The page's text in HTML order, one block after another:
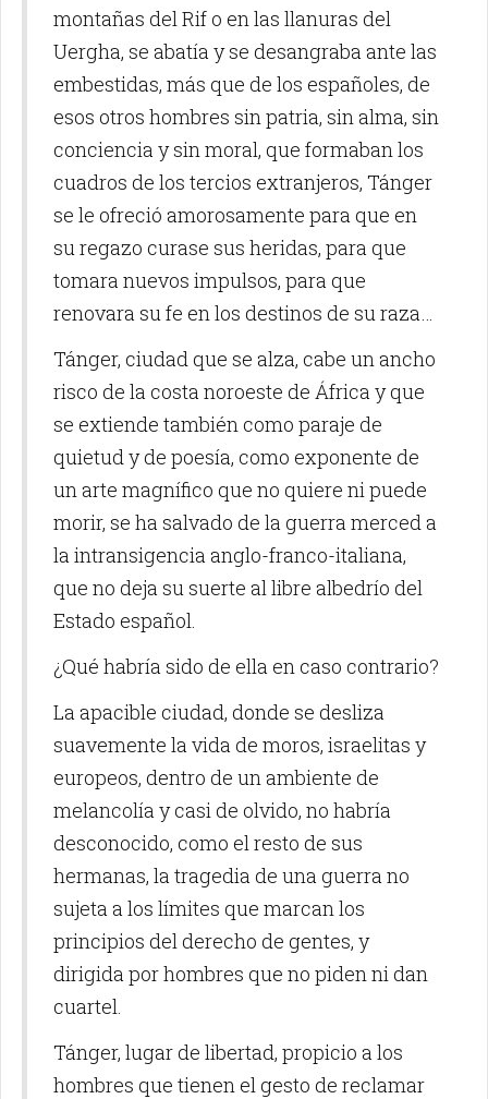
montañas del Rif o en las llanuras del
Uergha, se abatía y se desangraba ante las
embestidas, más que de los españoles, de
esos otros hombres sin patria, sin alma, sin
conciencia y sin moral, que formaban los
cuadros de los tercios extranjeros, Tánger
se le ofreció amorosamente para que en
su regazo curase sus heridas, para que
tomara nuevos impulsos, para que
renovara su fe en los destinos de su raza…
Tánger, ciudad que se alza, cabe un ancho
risco de la costa noroeste de África y que
se extiende también como paraje de
quietud y de poesía, como exponente de
un arte magnífico que no quiere ni puede
morir, se ha salvado de la guerra merced a
la intransigencia anglo-franco-italiana,
que no deja su suerte al libre albedrío del
Estado español.
¿Qué habría sido de ella en caso contrario?
La apacible ciudad, donde se desliza
suavemente la vida de moros, israelitas y
europeos, dentro de un ambiente de
melancolía y casi de olvido, no habría
desconocido, como el resto de sus
hermanas, la tragedia de una guerra no
sujeta a los límites que marcan los
principios del derecho de gentes, y
dirigida por hombres que no piden ni dan
cuartel.
Tánger, lugar de libertad, propicio a los
hombres que tienen el gesto de reclamar